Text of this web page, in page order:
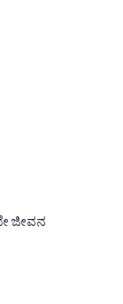
ಜೀವನ